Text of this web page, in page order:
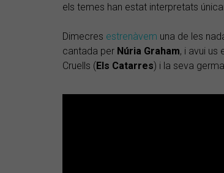
els temes han estat interpretats
Dimecres estrenàvem una de les
cantada per Núria Graham, i avui us
Cruells ( Els Catarres) i la seva